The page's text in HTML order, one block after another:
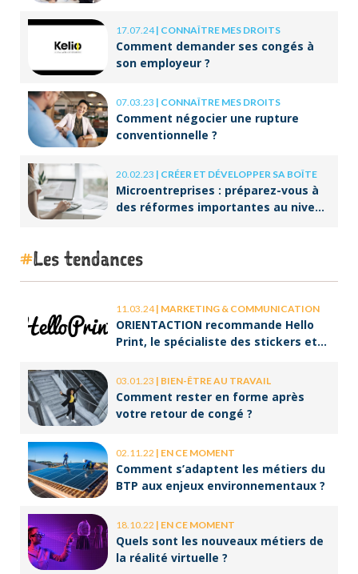
17.07.24| CONNAÎTRE MES DROITS
Comment demander ses congés à
son employeur ?
07.03.23 | CONNAÎTRE MES DROITS
Comment négocier une rupture
conventionnelle ?
20.02.23 | CRÉER ET DÉVELOPPER SA BOÎTE
Microentreprises : préparez-vous à
des réformes importantes au niveau
Les tendances
11.03.24| MARKETING & COMMUNICATION
ORIENTACTION recommande Hello
Print, le spécialiste des stickers et
03.01.23 | BIEN-ÊTRE AU TRAVAIL
Comment rester en forme après
votre retour de congé ?
02.11.22 | EN CE MOMENT
Comment s’adaptent les métiers du
BTP aux enjeux environnementaux ?
18.10.22 | EN CE MOMENT
Quels sont les nouveaux métiers de
la réalité virtuelle ?